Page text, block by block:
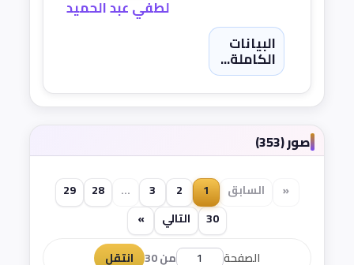
لطفي عبد الحميد
البيانات
الكاملة...
صور (353)
« السابق 1
2
3
...
28
29
30
التالي
»
الصفحة
من 30 انتقل